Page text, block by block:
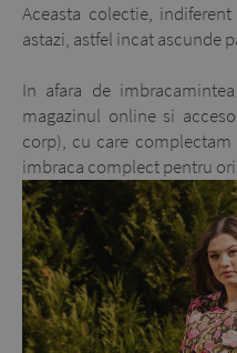
Aceasta colectie,
astazi, astfel incat ascunde
In afara de
magazinul online si
corp), cu care
imbraca complect pentru